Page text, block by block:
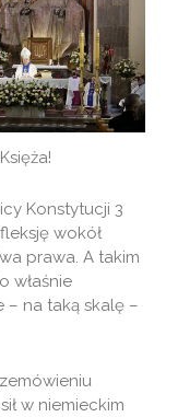
Konstytucji 3
wokół
prawa. A takim
właśnie
– na taką skalę –
w niemieckim